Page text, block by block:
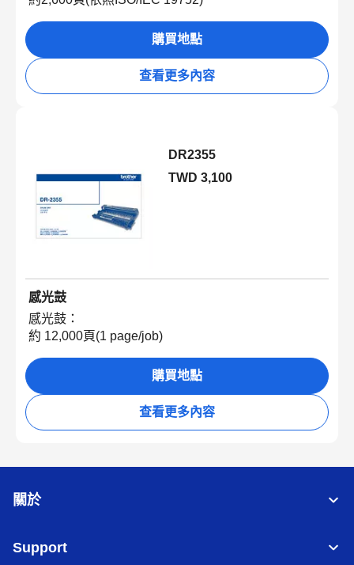
購買地點
查看更多內容
DR2355
TWD 3,100
感光鼓
感光鼓：
約 12,000頁(1 page/job)
購買地點
查看更多內容
關於
Support